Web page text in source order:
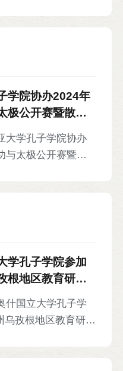
里纳斯·贝、公共
加。
学院协办2024年
极公开赛暨散打
大学孔子学院协办
与太极公开赛暨散
塔纳青少年体育学校
学孔子学院参加
根地区教育研讨
什国立大学孔子学
乌孜根地区教育研讨